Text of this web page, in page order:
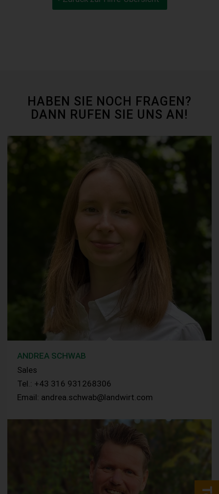
HABEN SIE NOCH FRAGEN?
DANN RUFEN SIE UNS AN!
ANDREA SCHWAB
Sales
Tel.: +43 316 931268306
Email: andrea.schwab@landwirt.com